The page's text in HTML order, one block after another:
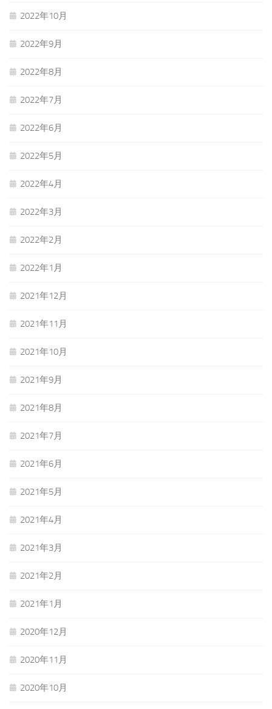
2022年10月
2022年9月
2022年8月
2022年7月
2022年6月
2022年5月
2022年4月
2022年3月
2022年2月
2022年1月
2021年12月
2021年11月
2021年10月
2021年9月
2021年8月
2021年7月
2021年6月
2021年5月
2021年4月
2021年3月
2021年2月
2021年1月
2020年12月
2020年11月
2020年10月